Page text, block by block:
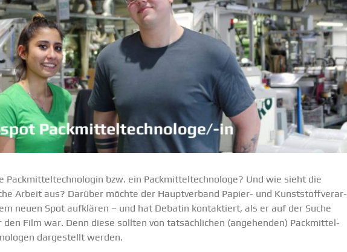
Packmit­tel­tech­no­login bzw. ein Packmit­tel­tech­nologe? Und wie sieht die
Arbeit aus? Darüber möchte der Haupt­verband Papier- und Kunst­stoff­ver­ar­
neuen Spot aufklären – und hat Debatin kontak­tiert, als er auf der Suche
Film war. Denn diese sollten von tatsäch­lichen (angehenden) Packmit­tel­
darge­stellt werden.